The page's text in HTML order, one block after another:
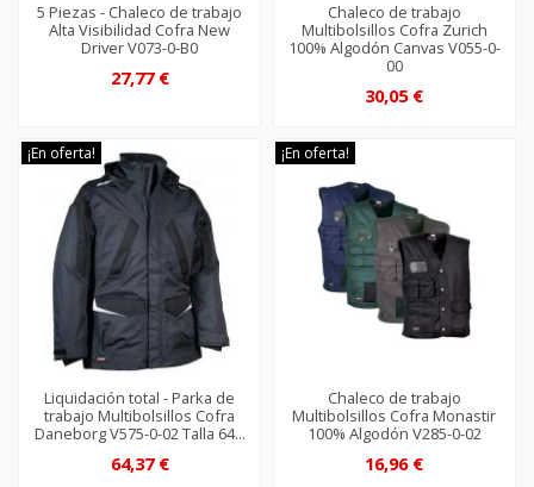
5 Piezas - Chaleco de trabajo
Alta Visibilidad Cofra New
Driver V073-0-B0
27,77 €
Chaleco de trabajo
Multibolsillos Cofra Zurich
100% Algodón Canvas V055-0-
00
30,05 €
¡En oferta!
Liquidación total - Parka de
trabajo Multibolsillos Cofra
Daneborg V575-0-02 Talla 64...
64,37 €
¡En oferta!
Chaleco de trabajo
Multibolsillos Cofra Monastir
100% Algodón V285-0-02
16,96 €